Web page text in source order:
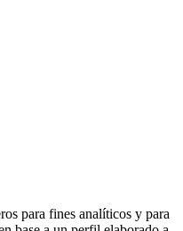
para fines analíticos y para